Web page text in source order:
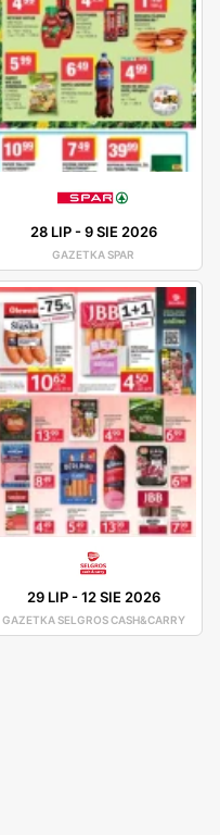
28 LIP-9 SIE 2026
GAZETKA SPAR
29 LIP-12 SIE 2026
GAZETKA SELGROS CASH&CARRY